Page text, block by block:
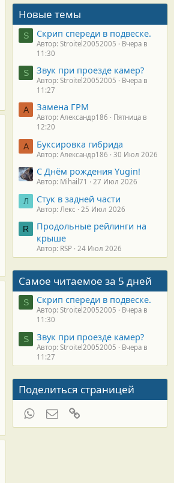
Новые темы
S Скрип спереди в подвеске.
Автор: Stroitel20052005
Вчера в
11:30
S Звук при проезде камер?
Автор: Stroitel20052005
Вчера в
11:27
А Замена ГРМ
Автор: Александр186
Пятница в
12:20
А Буксировка гибрида
Автор: Александр186 30 Июл 2026
С Днём рождения Yugin!
Автор: Mihail71 27 Июл 2026
Л Стук в задней части
Автор: Лекс 25 Июл 2026
R
Продольные рейлинги на
крыше
Автор: RSP 24 Июл 2026
Самое читаемое за 5 дней
S Скрип спереди в подвеске.
Автор: Stroitel20052005
Вчера в
11:30
S Звук при проезде камер?
Автор: Stroitel20052005
Вчера в
11:27
Поделиться страницей
WhatsAppЭлектронная почта